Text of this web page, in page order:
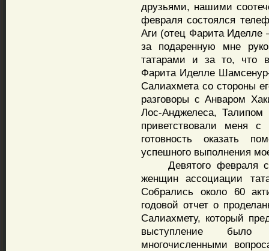
друзьями, нашими
февраля состоялся
Аги (отец Фарита Иделле
за подаренную мне
татарами и за то, что
Фарита Иделле
Салиахмета со стороны
разговоры с Анваром
Лос-Анджелеса,
приветствовали меня
готовность оказать
успешного выполнения
Девятого февраля
женщин ассоциации
Собрались около 60
годовой отчет о
Салиахмету, который
выступление было
многочисленными